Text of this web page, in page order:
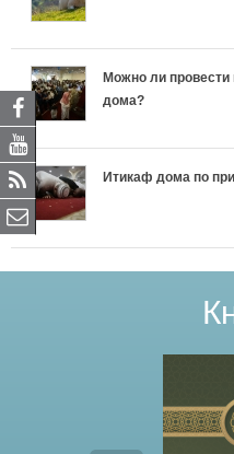
Можно ли
дома?
Итикаф дома по